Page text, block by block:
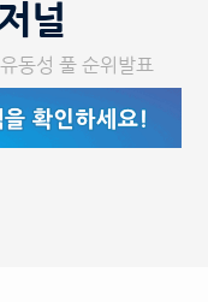
널
동성 풀 순위발표